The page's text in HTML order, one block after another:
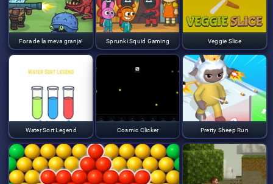
Fora de la meva granja! Sprunki Squid Gaming Veggie Slice
Water Sort Legend Cosmic Clicker Pretty Sheep Run